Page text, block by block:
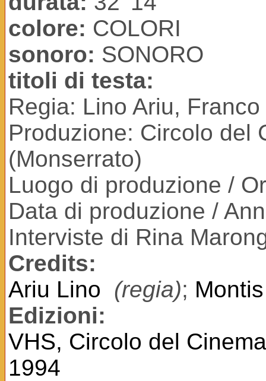
colore: COLORI
sonoro: SONORO
titoli di testa:
Regia: Lino Ariu,
Produzione: Circolo del
(Monserrato)
Luogo di produzione /
Data di produzione /
Interviste di Rina
Credits:
Ariu Lino (regia);
Edizioni:
VHS, Circolo del
1994